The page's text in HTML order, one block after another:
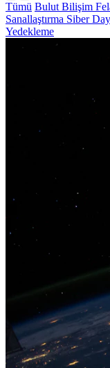
Tümü Bulut Bilişim
Sanallaştırma Siber
Yedekleme